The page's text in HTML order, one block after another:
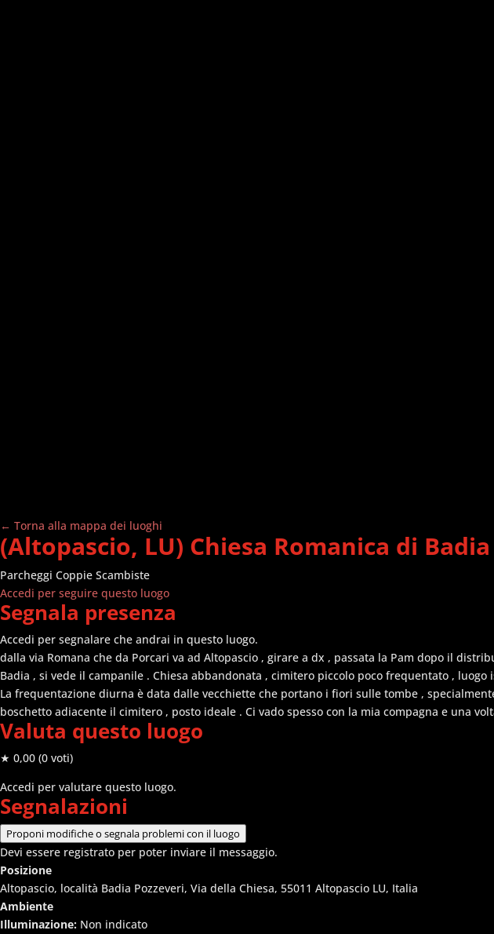
← Torna alla mappa dei luoghi
(Altopascio, LU) Chiesa Romanica di
Parcheggi Coppie Scambiste
Accedi per seguire questo luogo
Segnala presenza
Accedi per segnalare che andrai in questo luogo.
dalla via Romana che da Porcari va ad Altopascio , girare a dx , passata la Pam dopo il
Badia , si vede il campanile . Chiesa abbandonata , cimitero piccolo poco frequentato ,
La frequentazione diurna è data dalle vecchiette che portano i fiori sulle tombe ,
boschetto adiacente il cimitero , posto ideale . Ci vado spesso con la mia compagna e una
Valuta questo luogo
★ 0,00 (0 voti)
Accedi per valutare questo luogo.
Segnalazioni
Proponi modifiche o segnala problemi con il luogo
Devi essere registrato per poter inviare il messaggio.
Posizione
Altopascio, località Badia Pozzeveri, Via della Chiesa, 55011 Altopascio LU, Italia
Ambiente
Illuminazione: Non indicato